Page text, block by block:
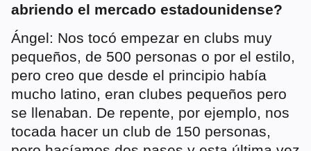
abriendo el mercado estadounidense?
Ángel: Nos tocó empezar en clubs muy
pequeños, de 500 personas o por el estilo,
pero creo que desde el principio había
mucho latino, eran clubes pequeños pero
se llenaban. De repente, por ejemplo, nos
tocada hacer un club de 150 personas,